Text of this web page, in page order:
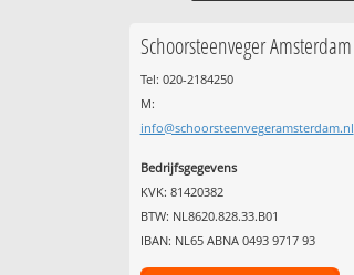
Schoorsteenveger Amsterdam
Tel: 020-2184250
M:
info@schoorsteenvegeramsterdam.nl
Bedrijfsgegevens
KVK: 81420382
BTW: NL8620.828.33.B01
IBAN: NL65 ABNA 0493 9717 93